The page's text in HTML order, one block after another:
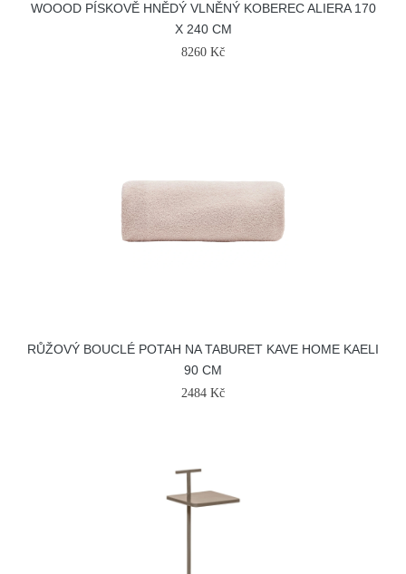
WOOOD PÍSKOVĚ HNĚDÝ VLNĚNÝ KOBEREC ALIERA 170
X 240 CM
8260 Kč
RŮŽOVÝ BOUCLÉ POTAH NA TABURET KAVE HOME KAELI
90 CM
2484 Kč